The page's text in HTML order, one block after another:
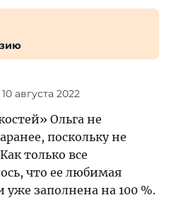
10 августа 2022
Ольга не
поскольку не
только все
что ее любимая
уже заполнена на 100 %.